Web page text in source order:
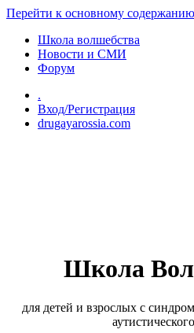
Перейти к основному содержанию
Школа волшебства
Новости и СМИ
Форум
.
Вход/Регистрация
drugayarossia.com
Школа
для детей и взрослых с